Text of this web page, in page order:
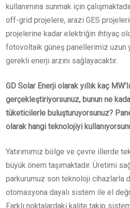
kullanımına sunmak için
off-grid projelere, arazi GES
projelerine kadar elektriğin ihtiyaç
fotovoltaik güneş panellerimiz uzun
gerekli enerji arzını sağlayacaktır.
GD Solar Enerji olarak yıllık kaç
gerçekleştiriyorsunuz, bunun ne
tüketicilerle buluşturuyorsunuz?
olarak hangi teknolojiyi
Yatırımımız bölge ve çevre illerde
büyük önem taşımaktadır. Üretimi
parkurumuz son teknoloji cihazlarla
otomasyona dayalı sistem ile el
Farklı noktalardaki kalite takip